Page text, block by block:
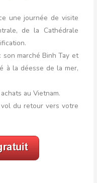
une journée de visite
de la Cathédrale
marché Binh Tay et
à la déesse de la mer,
au Vietnam.
du retour vers votre